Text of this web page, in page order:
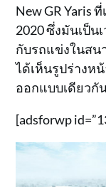
New GR Yaris
2020 ซึ่งมันเป็น
กับรถแข่งในสน
ได้เห็นรูปร่างห
ออกแบบเดียวกั
[adsforwp